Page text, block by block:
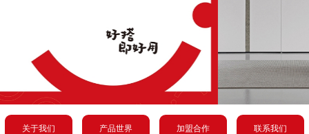
关于我们 产品世界 加盟合作 联系我们